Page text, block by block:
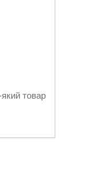
товар